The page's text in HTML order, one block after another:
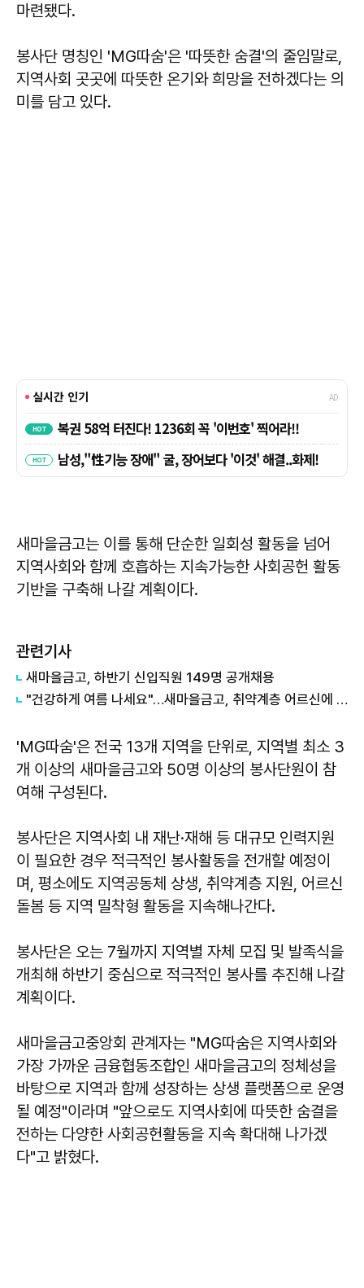
마련됐다.
봉사단 명칭인 'MG따숨'은 '따뜻한 숨결'의 줄임말로,
지역사회 곳곳에 따뜻한 온기와 희망을 전하겠다는 의
미를 담고 있다.
새마을금고는 이를 통해 단순한 일회성 활동을 넘어
지역사회와 함께 호흡하는 지속가능한 사회공헌 활동
기반을 구축해 나갈 계획이다.
관련기사
새마을금고, 하반기 신입직원 149명 공개채용
"건강하게 여름 나세요"…새마을금고, 취약계층 어르신에 삼계탕 나눔
'MG따숨'은 전국 13개 지역을 단위로, 지역별 최소 3
개 이상의 새마을금고와 50명 이상의 봉사단원이 참
여해 구성된다.
봉사단은 지역사회 내 재난·재해 등 대규모 인력지원
이 필요한 경우 적극적인 봉사활동을 전개할 예정이
며, 평소에도 지역공동체 상생, 취약계층 지원, 어르신
돌봄 등 지역 밀착형 활동을 지속해나간다.
봉사단은 오는 7월까지 지역별 자체 모집 및 발족식을
개최해 하반기 중심으로 적극적인 봉사를 추진해 나갈
계획이다.
새마을금고중앙회 관계자는 "MG따숨은 지역사회와
가장 가까운 금융협동조합인 새마을금고의 정체성을
바탕으로 지역과 함께 성장하는 상생 플랫폼으로 운영
될 예정"이라며 "앞으로도 지역사회에 따뜻한 숨결을
전하는 다양한 사회공헌활동을 지속 확대해 나가겠
다"고 밝혔다.